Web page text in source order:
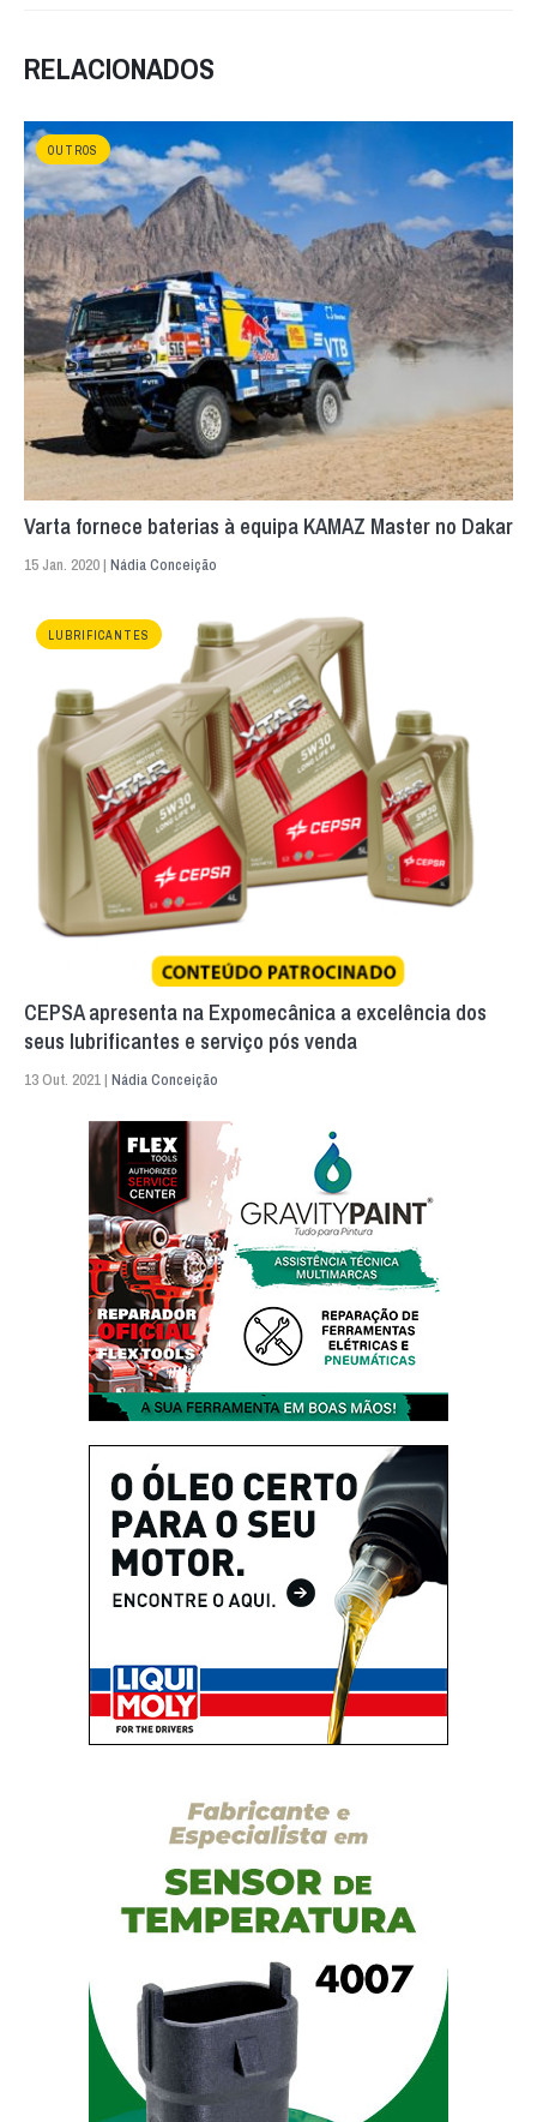
RELACIONADOS
OUTROS
Varta fornece baterias à equipa KAMAZ Master no Dakar
15 Jan. 2020 | Nádia Conceição
LUBRIFICANTES
CEPSA apresenta na Expomecânica a excelência dos
seus lubrificantes e serviço pós venda
13 Out. 2021 | Nádia Conceição